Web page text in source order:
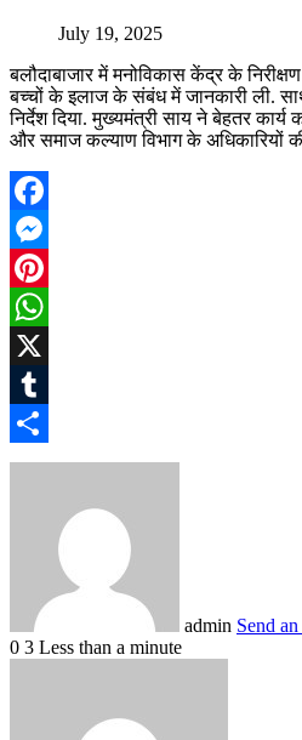
July 19, 2025
बलौदाबाजार में मनोविकास केंद्र के
बच्चों के इलाज के संबंध में जानकारी ली.
निर्देश दिया. मुख्यमंत्री साय ने बेहतर
और समाज कल्याण विभाग के अधिकारियों
Facebook
Messenger
Pinterest
WhatsApp
X
Tumblr
Share
admin Send
0 3 Less than a minute